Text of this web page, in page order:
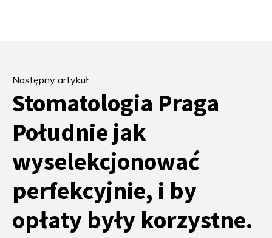
Następny artykuł
Stomatologia Praga
Południe jak
wyselekcjonować
perfekcyjnie, i by
opłaty były korzystne.